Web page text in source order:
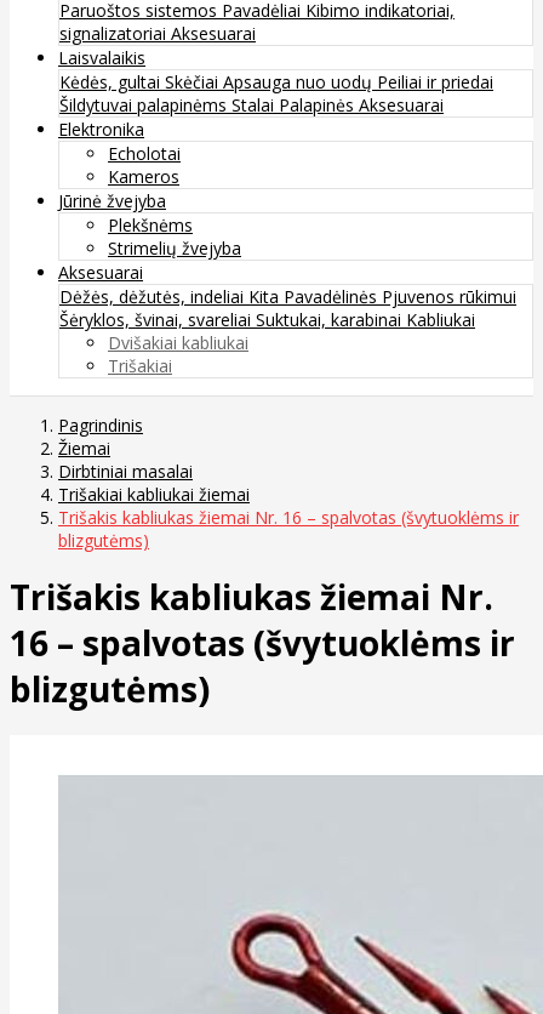
Paruoštos sistemos Pavadėliai Kibimo indikatoriai,
signalizatoriai Aksesuarai
Laisvalaikis
Kėdės, gultai Skėčiai Apsauga nuo uodų Peiliai ir priedai
Šildytuvai palapinėms Stalai Palapinės Aksesuarai
Elektronika
Echolotai
Kameros
Jūrinė žvejyba
Plekšnėms
Strimelių žvejyba
Aksesuarai
Dėžės, dėžutės, indeliai Kita Pavadėlinės Pjuvenos rūkimui
Šėryklos, švinai, svareliai Suktukai, karabinai Kabliukai
Dvišakiai kabliukai
Trišakiai
Pagrindinis
Žiemai
Dirbtiniai masalai
Trišakiai kabliukai žiemai
Trišakis kabliukas žiemai Nr. 16 – spalvotas (švytuoklėms ir
blizgutėms)
Trišakis kabliukas žiemai Nr.
16 – spalvotas (švytuoklėms ir
blizgutėms)